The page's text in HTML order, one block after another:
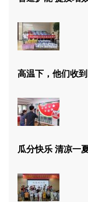
高温下，他们收
瓜分快乐 清凉一